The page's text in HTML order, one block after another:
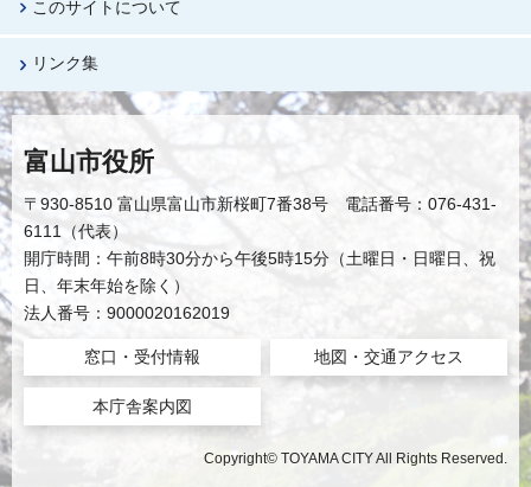
このサイトについて
リンク集
富山市役所
〒930-8510 富山県富山市新桜町7番38号 電話番号：076-431-
6111（代表）
開庁時間：午前8時30分から午後5時15分（土曜日・日曜日、祝
日、年末年始を除く）
法人番号：9000020162019
窓口・受付情報 地図・交通アクセス
本庁舎案内図
Copyright© TOYAMA CITY All Rights Reserved.